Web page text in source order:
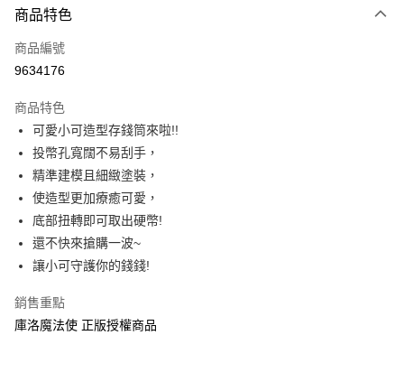
信用卡一次付款
超商取貨付款
Apple Pay
街口支付
悠遊付
AFTEE先享後付
相關說明
【關於「AFTEE先享後付」】
便利好安心！
１．簡單：不需註冊會員、不需綁卡、不需儲值。
２．便利：只要手機號碼，簡訊認證，即可結帳。
運送方式
商品特色
商品編號
9634176
商品特色
可愛小可造型存錢筒來啦!!
投幣孔寬闊不易刮手，
精準建模且細緻塗裝，
使造型更加療癒可愛，
底部扭轉即可取出硬幣!
還不快來搶購一波~
讓小可守護你的錢錢!
銷售重點
庫洛魔法使 正版授權商品